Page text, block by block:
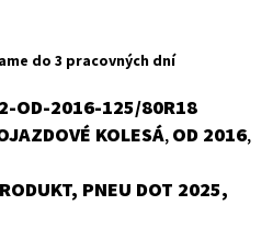
do 3 pracovných dní
OD-2016-125/80R18
KOLESÁ, OD 2016,
PNEU DOT 2025,